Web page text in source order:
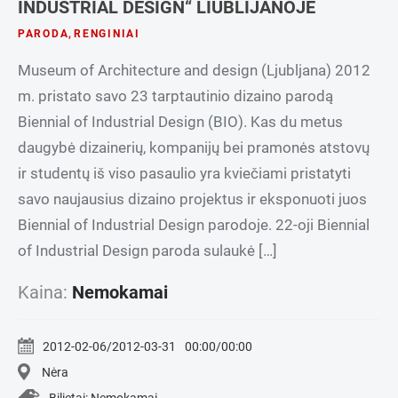
INDUSTRIAL DESIGN“ LIUBLIJANOJE
PARODA, RENGINIAI
Museum of Architecture and design (Ljubljana) 2012
m. pristato savo 23 tarptautinio dizaino parodą
Biennial of Industrial Design (BIO). Kas du metus
daugybė dizainerių, kompanijų bei pramonės atstovų
ir studentų iš viso pasaulio yra kviečiami pristatyti
savo naujausius dizaino projektus ir eksponuoti juos
Biennial of Industrial Design parodoje. 22-oji Biennial
of Industrial Design paroda sulaukė […]
Kaina: Nemokamai
2012-02-06/2012-03-31
00:00/00:00
Nėra